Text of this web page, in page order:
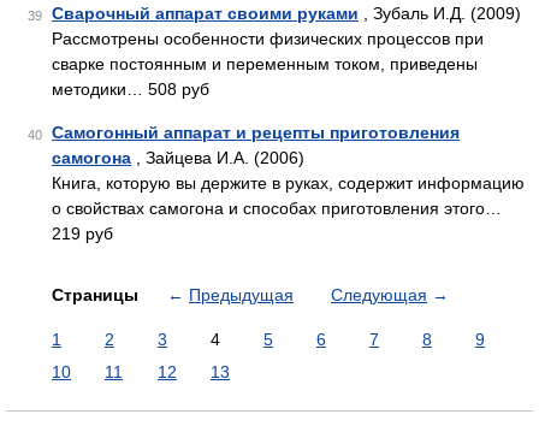
39 Сварочный аппарат своими руками , Зубаль И.Д. (2009)
Рассмотрены особенности физических процессов при
сварке постоянным и переменным током, приведены
методики… 508 руб
40
Самогонный аппарат и рецепты приготовления
самогона , Зайцева И.А. (2006)
Книга, которую вы держите в руках, содержит информацию
о свойствах самогона и способах приготовления этого…
219 руб
Страницы ← Предыдущая Следующая →
1 2 3 4 5 6 7 8
9
10
11 12 13